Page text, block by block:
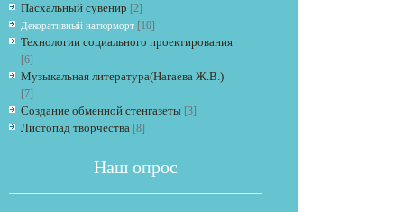
Пасхальный сувенир [2]
Декоративный натюрморт [10]
Технологии социального проектирования
[6]
Музыкальная литература(Нагаева Ж.В.)
[7]
Создание обменной стенгазеты [3]
Листопад творчества [8]
Наш опрос